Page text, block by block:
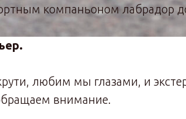
компаньоном лабрадор
любим мы глазами, и
внимание.